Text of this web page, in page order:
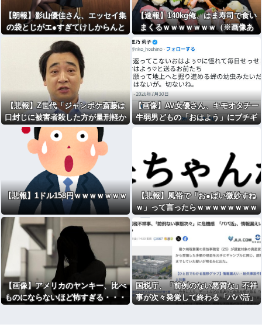
【朗報】影山優佳さん、エッセイ集
の袋とじがエ●すぎてけしからんと
話題に
【速報】140kg俺、はま寿司で食い
まくるｗｗｗｗｗｗｗ（※画像あ
【悲報】Z世代「ジャンポケ斎藤は
口封じに被害者殺した方が量刑軽か
っただろ
」←1万いいね
【画像】AV女優さん、キモオタチー
牛弱男どもの「おはよう」にブチギ
【悲報】1ドル158円ｗｗｗｗｗｗｗ
【悲報】風俗で「お●ぱい微妙すね
ｗ」って言ったらｗｗｗｗｗｗｗｗ
ｗwwww
【画像】アメリカのヤンキー、比べ
ものにならないほど怖すぎる・・・
国税庁、「前例のない悪質な」不祥
事が次々発覚して終わる「パパ活」